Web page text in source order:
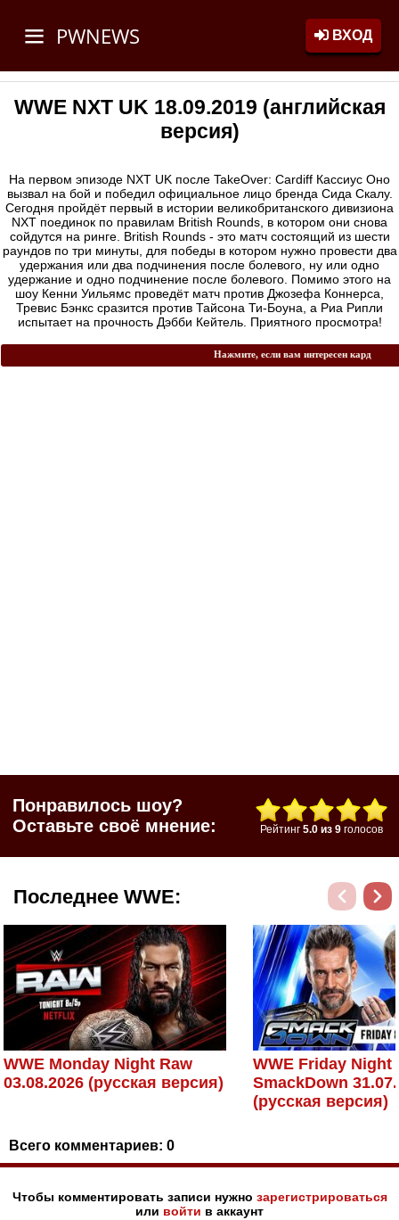
PWNEWS ВХОД
WWE NXT UK 18.09.2019 (английская
версия)
На первом эпизоде NXT UK после TakeOver: Cardiff Кассиус Оно
вызвал на бой и победил официальное лицо бренда Сида Скалу.
Сегодня пройдёт первый в истории великобританского дивизиона
NXT поединок по правилам British Rounds, в котором они снова
сойдутся на ринге. British Rounds - это матч состоящий из шести
раундов по три минуты, для победы в котором нужно провести два
удержания или два подчинения после болевого, ну или одно
удержание и одно подчинение после болевого. Помимо этого на
шоу Кенни Уильямс проведёт матч против Джозефа Коннерса,
Тревис Бэнкс сразится против Тайсона Ти-Боуна, а Риа Рипли
испытает на прочность Дэбби Кейтель. Приятного просмотра!
Нажмите, если вам интересен кард
Понравилось шоу?
Оставьте своё мнение:
Рейтинг 5.0 из 9 голосов
Последнее WWE:
WWE Monday Night Raw
03.08.2026 (русская версия)
WWE Friday Night
SmackDown
(русская версия)
Всего комментариев: 0
Чтобы комментировать записи нужно зарегистрироваться
или войти в аккаунт